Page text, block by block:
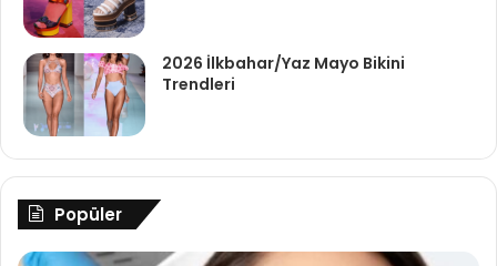
2026 İlkbahar/Yaz Mayo Bikini
Trendleri
Popüler